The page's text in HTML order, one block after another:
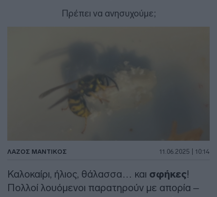
Πρέπει να ανησυχούμε;
ΛΑΖΟΣ ΜΑΝΤΙΚΟΣ 11.06.2025 | 10:14
Καλοκαίρι, ήλιος, θάλασσα… και σφήκες!
Πολλοί λουόμενοι παρατηρούν με απορία –